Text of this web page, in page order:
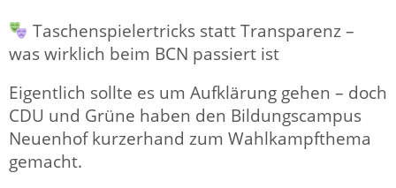
Taschenspielertricks statt Transparenz –
was wirklich beim BCN passiert ist
Eigentlich sollte es um Aufklärung gehen – doch
CDU und Grüne haben den Bildungscampus
Neuenhof kurzerhand zum Wahlkampfthema
gemacht.